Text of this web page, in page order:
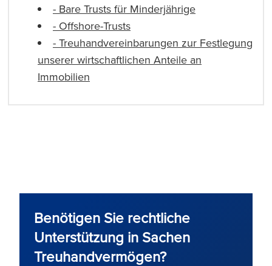
- Bare Trusts für Minderjährige
- Offshore-Trusts
- Treuhandvereinbarungen zur Festlegung
unserer wirtschaftlichen Anteile an
Immobilien
Benötigen Sie rechtliche
Unterstützung in Sachen
Treuhandvermögen?